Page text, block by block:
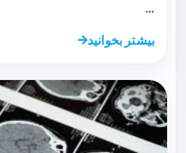
…
بیشتر بخوانید